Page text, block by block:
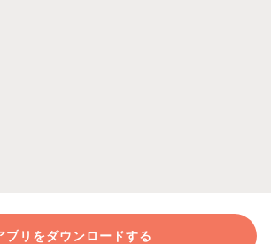
プリをダウンロードする